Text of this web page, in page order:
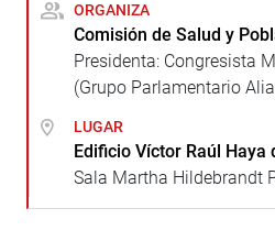
ORGANIZA
Comisión de Salud y
Presidenta: Congresista
(Grupo Parlamentario
LUGAR
Edificio Víctor Raúl Haya
Sala Martha Hildebrandt